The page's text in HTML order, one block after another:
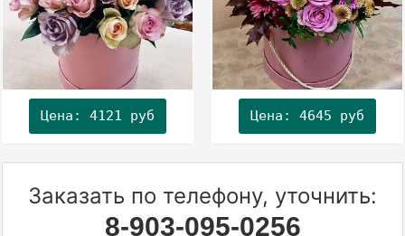
Цена: 4121 руб Цена: 4645 руб
Заказать по телефону, уточнить:
8-903-095-0256